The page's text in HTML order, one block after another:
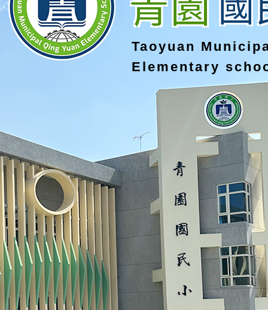
Taoyuan
Elementary